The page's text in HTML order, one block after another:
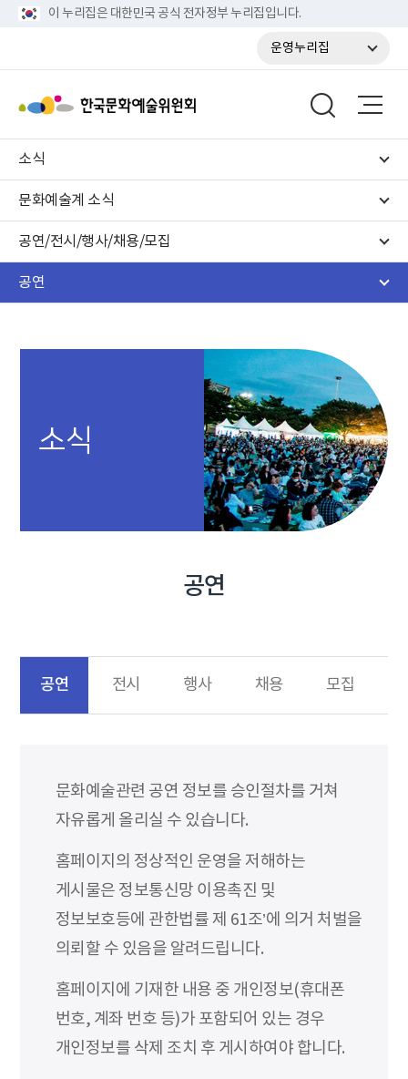
이 누리집은 대한민국 공식 전자정부 누리집입니다.
운영누리집
소식
문화예술계 소식
공연/전시/행사/채용/모집
공연
소식
공연
공연 전시 행사 채용 모집
문화예술관련 공연 정보를 승인절차를 거쳐
자유롭게 올리실 수 있습니다.
홈페이지의 정상적인 운영을 저해하는
게시물은 정보통신망 이용촉진 및
정보보호등에 관한법률 제 61조’에 의거 처벌을
의뢰할 수 있음을 알려드립니다.
홈페이지에 기재한 내용 중 개인정보(휴대폰
번호, 계좌 번호 등)가 포함되어 있는 경우
개인정보를 삭제 조치 후 게시하여야 합니다.